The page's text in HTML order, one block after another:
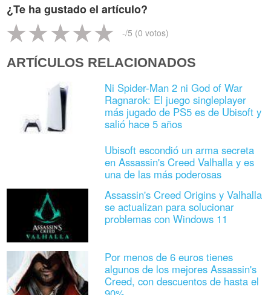
¿Te ha gustado el artículo?
-/5 (0 votos)
ARTÍCULOS RELACIONADOS
Ni Spider-Man 2 ni God of War
Ragnarok: El juego singleplayer
más jugado de PS5 es de Ubisoft y
salió hace 5 años
Ubisoft escondió un arma secreta
en Assassin's Creed Valhalla y es
una de las más poderosas
Assassin's Creed Origins y Valhalla
se actualizan para solucionar
problemas con Windows 11
Por menos de 6 euros tienes
algunos de los mejores Assassin's
Creed, con descuentos de hasta el